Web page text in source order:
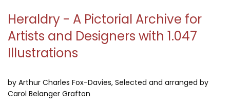
Heraldry - A Pictorial Archive for
Artists and Designers with 1.047
Illustrations
by Arthur Charles Fox-Davies, Selected and arranged by
Carol Belanger Grafton